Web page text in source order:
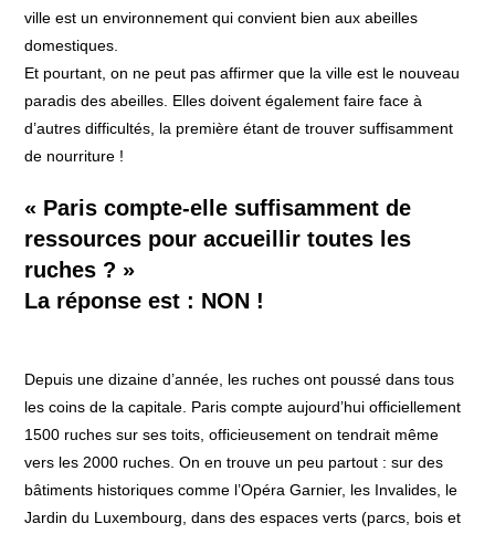
ville est un environnement qui convient bien aux abeilles
domestiques.
Et pourtant, on ne peut pas affirmer que la ville est le nouveau
paradis des abeilles. Elles doivent également faire face à
d’autres difficultés, la première étant de trouver suffisamment
de nourriture !
« Paris compte-elle suffisamment de
ressources pour accueillir toutes les
ruches ? »
La réponse est : NON !
Depuis une dizaine d’année, les ruches ont poussé dans tous
les coins de la capitale. Paris compte aujourd’hui officiellement
1500 ruches sur ses toits, officieusement on tendrait même
vers les 2000 ruches. On en trouve un peu partout : sur des
bâtiments historiques comme l’Opéra Garnier, les Invalides, le
Jardin du Luxembourg, dans des espaces verts (parcs, bois et